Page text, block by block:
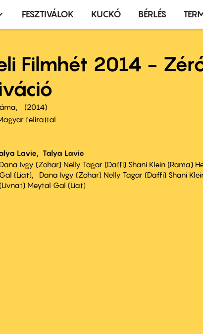
FESZTIVÁLOK KUCKÓ BÉRLÉS
Filmhét 2014 -
2014
felirattal
Lavie
Talya Lavie
Dana Ivgy (Zohar) Nelly Tagar (Daffi) Shani Klein (Rama)
Gal (Liat)
Dana Ivgy (Zohar) Nelly Tagar (Daffi) Shani
(Livnat) Meytal Gal (Liat)